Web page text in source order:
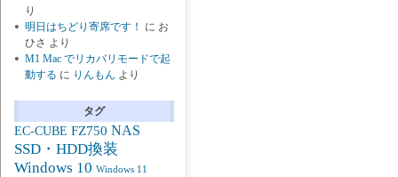
り
明日はちどり寄席です！
に お
ひさ より
M1 Mac でリカバリモードで起
動する に りんもん より
タグ
EC-CUBE FZ750 NAS
SSD・HDD換装
Windows 10 Windows 11